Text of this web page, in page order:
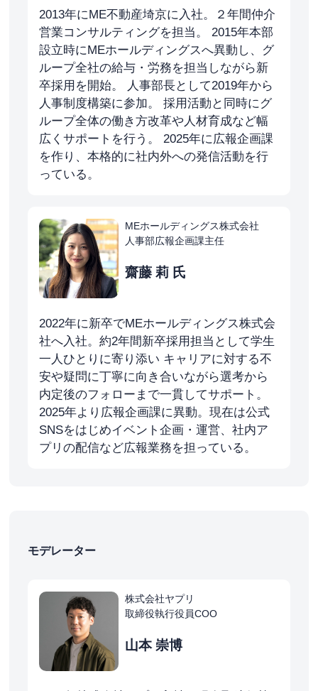
2013年にME不動産埼京に入社。２年間仲介
営業コンサルティングを担当。 2015年本部
設立時にMEホールディングスへ異動し、グ
ループ全社の給与・労務を担当しながら新
卒採用を開始。 人事部長として2019年から
人事制度構築に参加。 採用活動と同時にグ
ループ全体の働き方改革や人材育成など幅
広くサポートを行う。 2025年に広報企画課
を作り、本格的に社内外への発信活動を行
っている。
MEホールディングス株式会社
人事部広報企画課主任
齋藤 莉 氏
2022年に新卒でMEホールディングス株式会
社へ入社。約2年間新卒採用担当として学生
一人ひとりに寄り添い キャリアに対する不
安や疑問に丁寧に向き合いながら選考から
内定後のフォローまで一貫してサポート。
2025年より広報企画課に異動。現在は公式
SNSをはじめイベント企画・運営、社内ア
プリの配信など広報業務を担っている。
モデレーター
株式会社ヤプリ
取締役執行役員COO
山本 崇博